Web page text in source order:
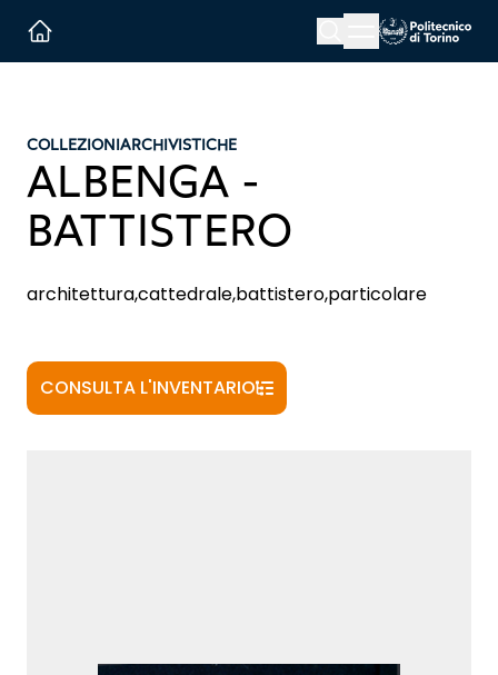
Menu button
COLLEZIONIARCHIVISTICHE
ALBENGA -
BATTISTERO
architettura,cattedrale,battistero,particolare
CONSULTA L'INVENTARIO